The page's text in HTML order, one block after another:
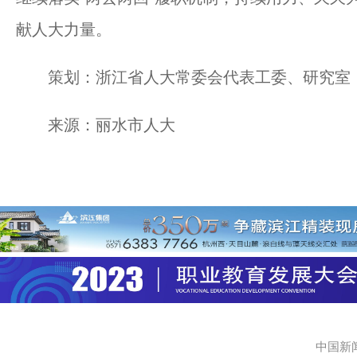
献人大力量。
策划：浙江省人大常委会代表工委、研究室
来源：丽水市人大
中国新